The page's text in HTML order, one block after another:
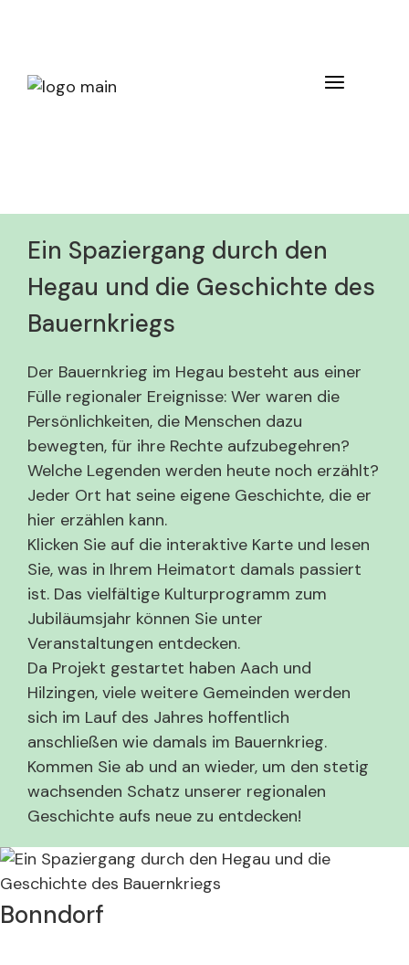
Ein Spaziergang durch den
Hegau und die Geschichte des
Bauernkriegs
Der Bauernkrieg im Hegau besteht aus einer
Fülle regionaler Ereignisse: Wer waren die
Persönlichkeiten, die Menschen dazu
bewegten, für ihre Rechte aufzubegehren?
Welche Legenden werden heute noch erzählt?
Jeder Ort hat seine eigene Geschichte, die er
hier erzählen kann.
Klicken Sie auf die interaktive Karte und lesen
Sie, was in Ihrem Heimatort damals passiert
ist. Das vielfältige Kulturprogramm zum
Jubiläumsjahr können Sie unter
Veranstaltungen entdecken.
Da Projekt gestartet haben Aach und
Hilzingen, viele weitere Gemeinden werden
sich im Lauf des Jahres hoffentlich
anschließen wie damals im Bauernkrieg.
Kommen Sie ab und an wieder, um den stetig
wachsenden Schatz unserer regionalen
Geschichte aufs neue zu entdecken!
Bonndorf